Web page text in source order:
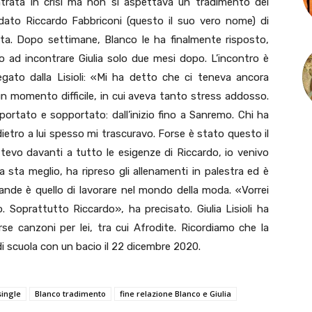
Riccardo Fabbriconi (questo il suo vero nome) di
Dopo settimane, Blanco le ha finalmente risposto,
incontrare Giulia solo due mesi dopo. L’incontro è
dalla Lisioli: «Mi ha detto che ci teneva ancora
momento difficile, in cui aveva tanto stress addosso.
e sopportato: dall’inizio fino a Sanremo. Chi ha
a lui spesso mi trascuravo. Forse è stato questo il
davanti a tutto le esigenze di Riccardo, io venivo
sta meglio, ha ripreso gli allenamenti in palestra ed è
è quello di lavorare nel mondo della moda. «Vorrei
Riccardo», ha precisato. Giulia Lisioli ha
canzoni per lei, tra cui Afrodite. Ricordiamo che la
scuola con un bacio il 22 dicembre 2020.
Blanco tradimento fine relazione Blanco e Giulia